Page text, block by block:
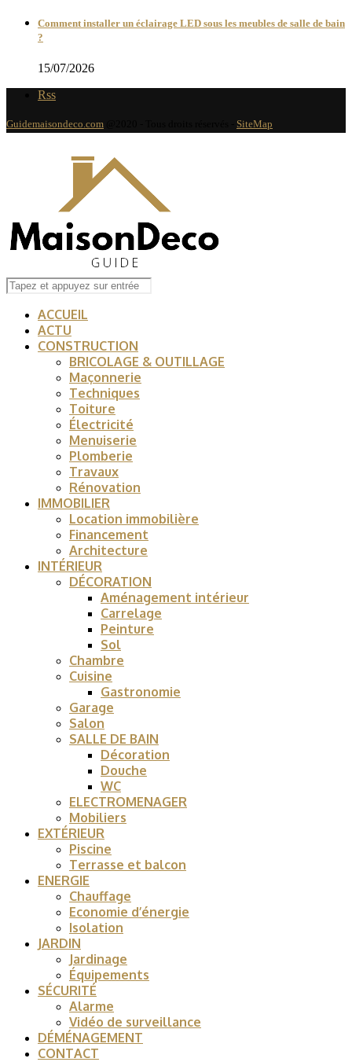
Comment installer un éclairage LED sous les meubles de salle de bain
?
15/07/2026
Rss
Guidemaisondeco.com SiteMap
ACCUEIL
ACTU
CONSTRUCTION
BRICOLAGE & OUTILLAGE
Maçonnerie
Techniques
Toiture
Électricité
Menuiserie
Plomberie
Travaux
Rénovation
IMMOBILIER
Location immobilière
Financement
Architecture
INTÉRIEUR
DÉCORATION
Aménagement intérieur
Carrelage
Peinture
Sol
Chambre
Cuisine
Gastronomie
Garage
Salon
SALLE DE BAIN
Décoration
Douche
WC
ELECTROMENAGER
Mobiliers
EXTÉRIEUR
Piscine
Terrasse et balcon
ENERGIE
Chauffage
Economie d’énergie
Isolation
JARDIN
Jardinage
Équipements
SÉCURITÉ
Alarme
Vidéo de surveillance
DÉMÉNAGEMENT
CONTACT